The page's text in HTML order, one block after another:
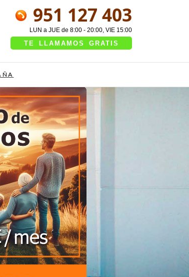
951 127 403
LUN a JUE de 8:00 - 20:00, VIE 15:00
TE LLAMAMOS GRATIS